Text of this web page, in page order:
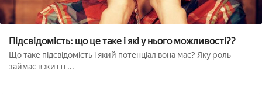
Підсвідомість: що це таке і які у нього можливості??
Що таке підсвідомість і який потенціал вона має? Яку роль
займає в житті ...